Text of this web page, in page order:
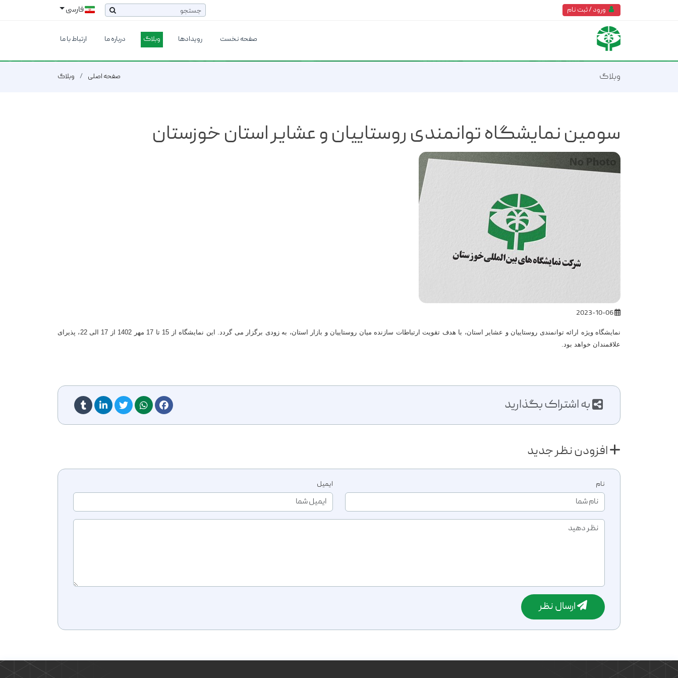
ورود / ثبت نام فارسی
صفحه نخست رویدادها وبلاگ درباره ما ارتباط با ما
وبلاگ صفحه اصلی وبلاگ
سومین نمایشگاه توانمندی روستاییان و عشایر استان خوزستان
نمایشگاه ویژه ارائه توانمندی روستاییان و عشایر استان، با هدف تقویت ارتباطات سازنده میان روستاییان و بازار استان، به زودی برگزار می گردد. این نمایشگاه از 15 تا 17 مهر 1402 از 17 الی 22، پذیرای
علاقمندان خواهد بود.
به اشتراک بگذارید
افزودن نظر جدید
نام ایمیل
ارسال نظر